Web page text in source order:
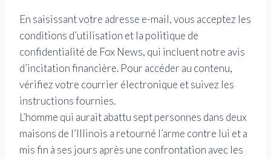
En saisissant votre adresse e-mail, vous acceptez les
conditions d’utilisation et la politique de
confidentialité de Fox News, qui incluent notre avis
d’incitation financière. Pour accéder au contenu,
vérifiez votre courrier électronique et suivez les
instructions fournies.
L’homme qui aurait abattu sept personnes dans deux
maisons de l’Illinois a retourné l’arme contre lui et a
mis fin à ses jours après une confrontation avec les